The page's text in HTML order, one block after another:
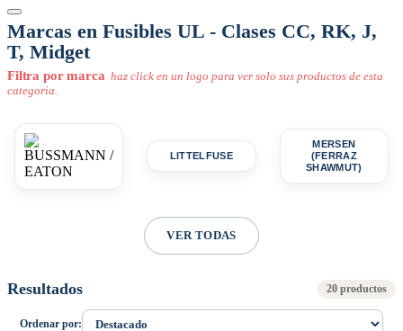
Marcas en Fusibles UL - Clases CC, RK, J,
T, Midget
Filtra por marca haz click en un logo para ver solo sus productos de esta
categoria.
LITTELFUSE
MERSEN
(FERRAZ
SHAWMUT)
VER TODAS
Resultados 20 productos
Ordenar por: